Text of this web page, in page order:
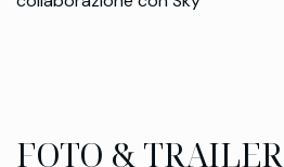
FOTO & TRAILER